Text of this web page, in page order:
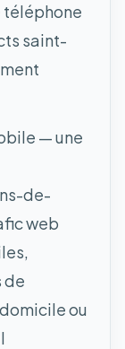
téléphone
saint-
— une
de-
web
de
ou